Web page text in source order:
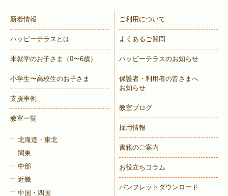
新着情報
ハッピーテラスとは
未就学のお子さま （0〜6歳）
小学生〜高校生のお子さま
支援事例
教室一覧
北海道・東北
関東
中部
近畿
中国・四国
ご利用について
よくあるご質問
ハッピーテラスのお知らせ
保護者・利用者の皆さまへ
お知らせ
教室ブログ
採用情報
書籍のご案内
お役立ちコラム
パンフレットダウンロード